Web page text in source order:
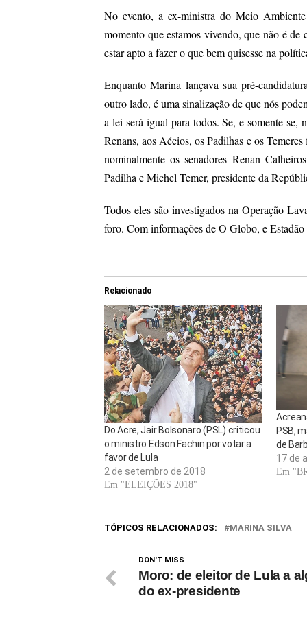
No evento, a ex-ministra do Meio
momento que estamos vivendo, que não é
estar apto a fazer o que bem quisesse na
Enquanto Marina lançava sua pré-
outro lado, é uma sinalização de que nós
a lei será igual para todos. Se, e somente se,
Renans, aos Aécios, os Padilhas e os
nominalmente os senadores Renan
Padilha e Michel Temer, presidente da
Todos eles são investigados na Operação
foro. Com informações de O Globo, e
Relacionado
Do Acre, Jair Bolsonaro (PSL) criticou
o ministro Edson Fachin por votar a
favor de Lula
2 de setembro de 2018
Em "ELEIÇÕES 2018"
PSB,
de
17 de
Em
TÓPICOS RELACIONADOS: MARINA SILVA
DON'T MISS
Moro: de eleitor de Lula a
do ex-presidente